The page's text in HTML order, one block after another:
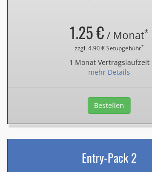
1.25 € / Monat*
zzgl. 4.90 € Setupgebühr*
1 Monat Vertragslaufzeit
mehr Details
Bestellen
Entry-Pack 2